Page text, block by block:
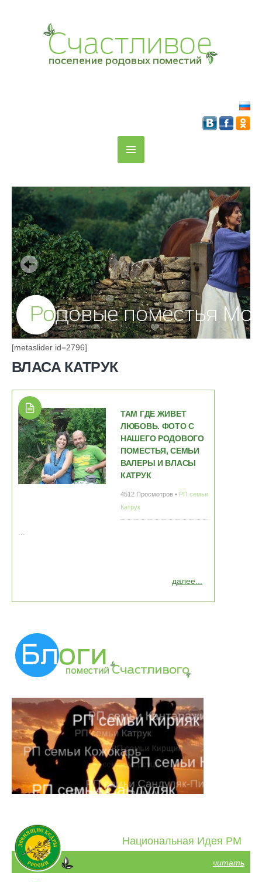
[metaslider id=2796]
ВЛАСА КАТРУК
ТАМ ГДЕ ЖИВЕТ
ЛЮБОВЬ. ФОТО С
НАШЕГО РОДОВОГО
ПОМЕСТЬЯ, СЕМЬИ
ВАЛЕРЫ И ВЛАСЫ
КАТРУК
4512 Просмотров • РП семьи
Катрук
далее...
...
Национальная Идея РМ
читать